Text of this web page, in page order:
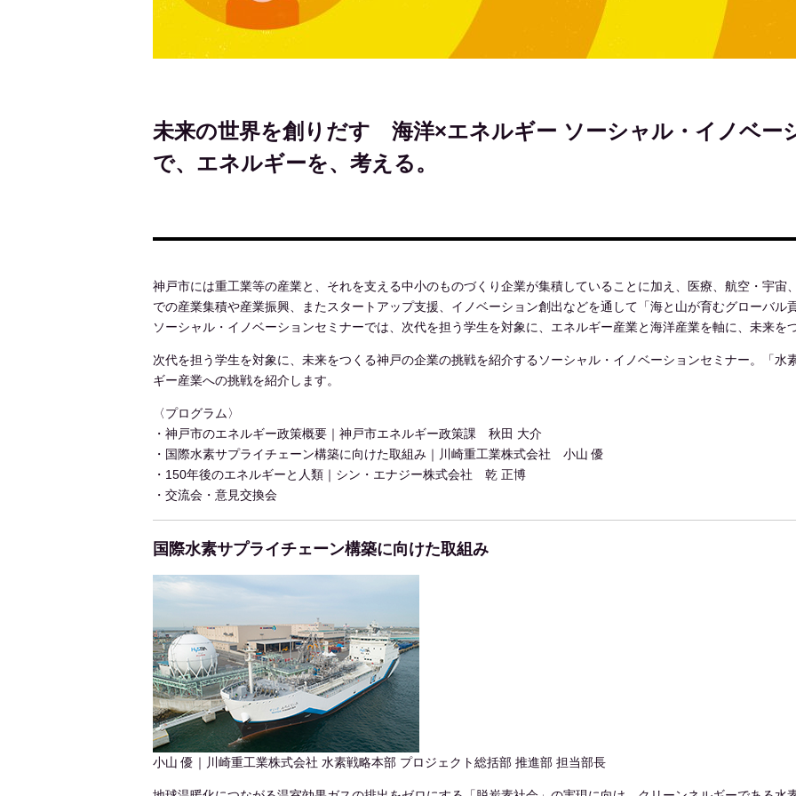
未来の世界を創りだす 海洋×エネルギー ソーシャル・イノベー
で、エネルギーを、考える。
神戸市には重工業等の産業と、それを支える中小のものづくり企業が集積していることに加え、医療、航空・宇宙
での産業集積や産業振興、またスタートアップ支援、イノベーション創出などを通して「海と山が育むグローバル
ソーシャル・イノベーションセミナーでは、次代を担う学生を対象に、エネルギー産業と海洋産業を軸に、未来を
次代を担う学生を対象に、未来をつくる神戸の企業の挑戦を紹介するソーシャル・イノベーションセミナー。「水
ギー産業への挑戦を紹介します。
〈プログラム〉
・神戸市のエネルギー政策概要｜神戸市エネルギー政策課 秋田 大介
・国際水素サプライチェーン構築に向けた取組み｜川崎重工業株式会社 小山 優
・150年後のエネルギーと人類｜シン・エナジー株式会社 乾 正博
・交流会・意見交換会
国際水素サプライチェーン構築に向けた取組み
小山 優｜川崎重工業株式会社 水素戦略本部 プロジェクト総括部 推進部 担当部長